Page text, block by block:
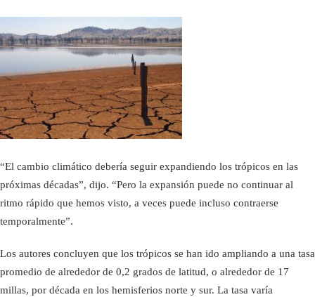
“El cambio climático debería seguir expandiendo los trópicos en las
próximas décadas”, dijo. “Pero la expansión puede no continuar al
ritmo rápido que hemos visto, a veces puede incluso contraerse
temporalmente”.
Los autores concluyen que los trópicos se han ido ampliando a una tasa
promedio de alrededor de 0,2 grados de latitud, o alrededor de 17
millas, por década en los hemisferios norte y sur. La tasa varía